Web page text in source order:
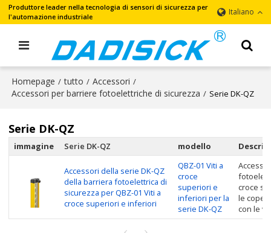
Produttore leader nella tecnologia di sensori di sicurezza per
l'automazione industriale
Italiano
Homepage / tutto / Accessori /
Accessori per barriere fotoelettriche di sicurezza / Serie DK-QZ
Serie DK-QZ
immagine Serie DK-QZ modello
Accessori della serie DK-QZ
della barriera fotoelettrica di
sicurezza per QBZ-01 Viti a
croce superiori e inferiori
QBZ-01 Viti a
croce
superiori e
inferiori per la
serie DK-QZ
croce
le
con le viti